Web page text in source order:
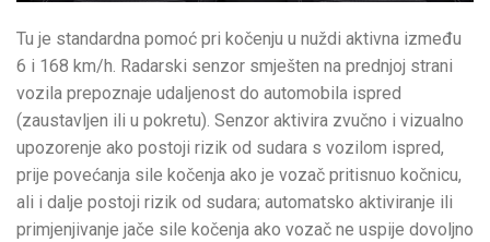
Tu je standardna pomoć pri kočenju u nuždi aktivna između
6 i 168 km/h. Radarski senzor smješten na prednjoj strani
vozila prepoznaje udaljenost do automobila ispred
(zaustavljen ili u pokretu). Senzor aktivira zvučno i vizualno
upozorenje ako postoji rizik od sudara s vozilom ispred,
prije povećanja sile kočenja ako je vozač pritisnuo kočnicu,
ali i dalje postoji rizik od sudara; automatsko aktiviranje ili
primjenjivanje jače sile kočenja ako vozač ne uspije dovoljno